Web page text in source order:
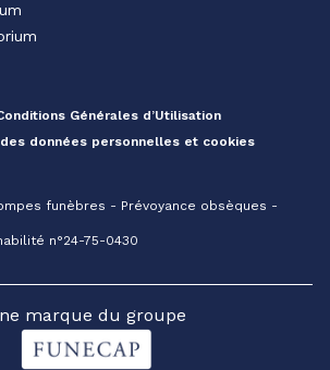
Générales d’Utilisation
données personnelles et cookies
funèbres - Prévoyance obsèques -
n°24-75-0430
marque du groupe